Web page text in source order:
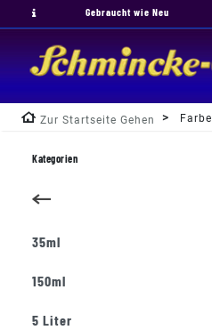
Gebraucht wie Neu
Zur Startseite Gehen Farbe
Kategorien
35ml
150ml
5 Liter